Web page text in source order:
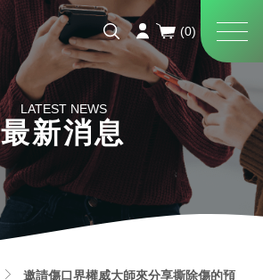
LATEST NEWS
最新消息
邀請傷口界權威大師來分享撕除傷的預